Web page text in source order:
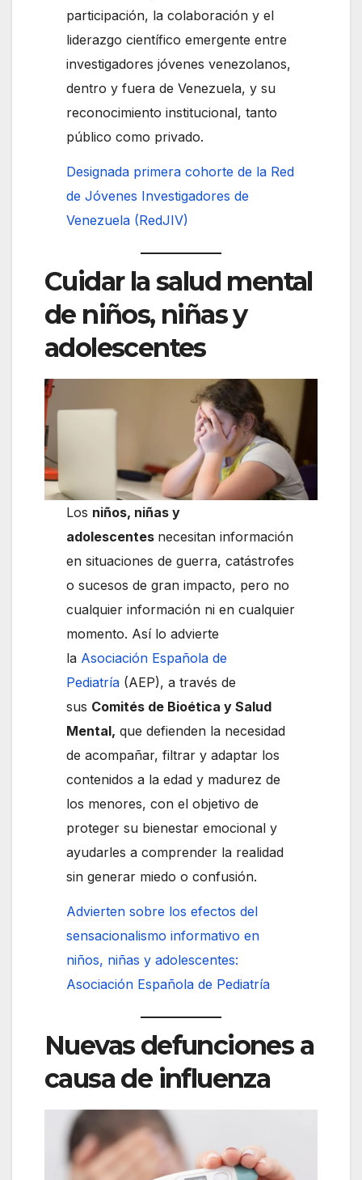
participación, la colaboración y el
liderazgo científico emergente entre
investigadores jóvenes venezolanos,
dentro y fuera de Venezuela, y su
reconocimiento institucional, tanto
público como privado.
Designada primera cohorte de la Red
de Jóvenes Investigadores de
Venezuela (RedJIV)
Cuidar la salud mental
de niños, niñas y
adolescentes
Los niños, niñas y
adolescentes necesitan información
en situaciones de guerra, catástrofes
o sucesos de gran impacto, pero no
cualquier información ni en cualquier
momento. Así lo advierte
la Asociación Española de
Pediatría (AEP), a través de
sus Comités de Bioética y Salud
Mental, que defienden la necesidad
de acompañar, filtrar y adaptar los
contenidos a la edad y madurez de
los menores, con el objetivo de
proteger su bienestar emocional y
ayudarles a comprender la realidad
sin generar miedo o confusión.
Advierten sobre los efectos del
sensacionalismo informativo en
niños, niñas y adolescentes:
Asociación Española de Pediatría
Nuevas defunciones a
causa de influenza